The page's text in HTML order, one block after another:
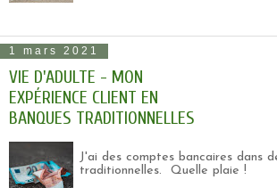
1 mars 2021
VIE D'ADULTE - MON
EXPÉRIENCE CLIENT EN
BANQUES TRADITIONNELLES
J'ai des comptes bancaires dans
traditionnelles. Quelle plaie !